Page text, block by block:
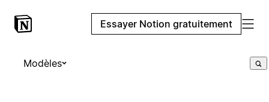
Essayer Notion gratuitement
Modèles